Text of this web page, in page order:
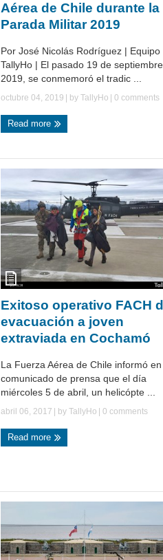
Aérea de Chile durante la
Parada Militar 2019
Por José Nicolás Rodríguez | Equipo
TallyHo | El pasado 19 de
2019, se conmemoró el tradic ...
octubre 04, 2019 | by TallyHo 0 comments
Read more
Exitoso operativo FACH
evacuación a joven
extraviada en Cochamó
La Fuerza Aérea de Chile informó en
comunicado de prensa que el día
miércoles 5 de abril, un helicópte ...
abril 06, 2017 | by TallyHo | 0 comments
Read more